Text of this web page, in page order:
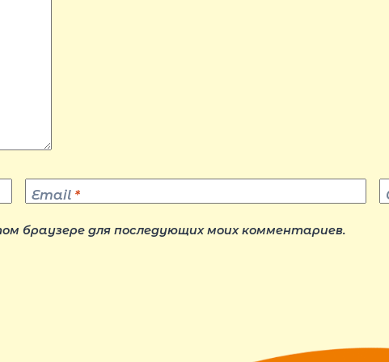
Email *
браузере для последующих моих комментариев.